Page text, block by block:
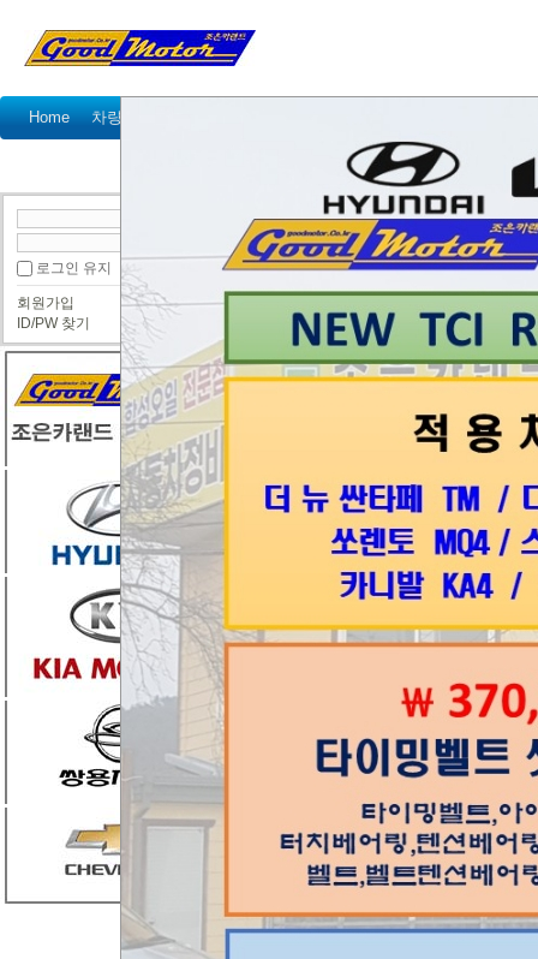
Home 차량정비가격표
공지사항 이벤트 고객 방문기 정
로그인 유지
회원가입
ID/PW 찾기
● 정비사진
조은카랜드
엔진소음으로 입고
엔진소음으로 입고 점검결과 타이밍체인